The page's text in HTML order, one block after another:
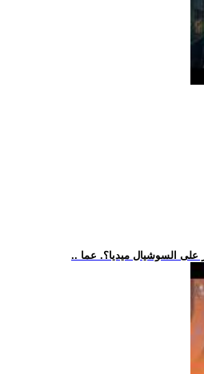
على السوشيال ميديا؟. عما